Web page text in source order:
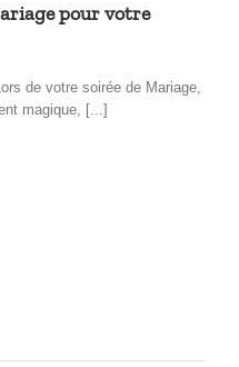
pour votre
de votre soirée de Mariage,
magique, [...]